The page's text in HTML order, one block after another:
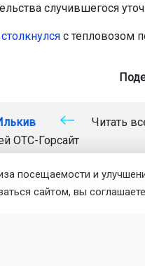
случившегося
столкнулсяс тепловозом
Читать
ОТС-Горсайт
локомотив
посещаемости и
сайтом, вы